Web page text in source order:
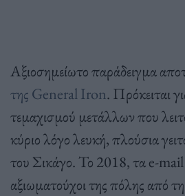
Αξιοσημείωτο παράδειγμα
της General Iron. Πρόκειται
τεμαχισμού μετάλλων που
κύριο λόγο λευκή, πλούσια
του Σικάγο. Το 2018, τα e-mail
αξιωματούχοι της πόλης από